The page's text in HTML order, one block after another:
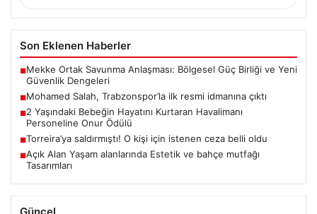
Son Eklenen Haberler
■Mekke Ortak Savunma Anlaşması: Bölgesel Güç Birliği ve Yeni
Güvenlik Dengeleri
■Mohamed Salah, Trabzonspor’la ilk resmi idmanına çıktı
■2 Yaşındaki Bebeğin Hayatını Kurtaran Havalimanı
Personeline Onur Ödülü
■Torreira’ya saldırmıştı! O kişi için istenen ceza belli oldu
■Açık Alan Yaşam alanlarında Estetik ve bahçe mutfağı
Tasarımları